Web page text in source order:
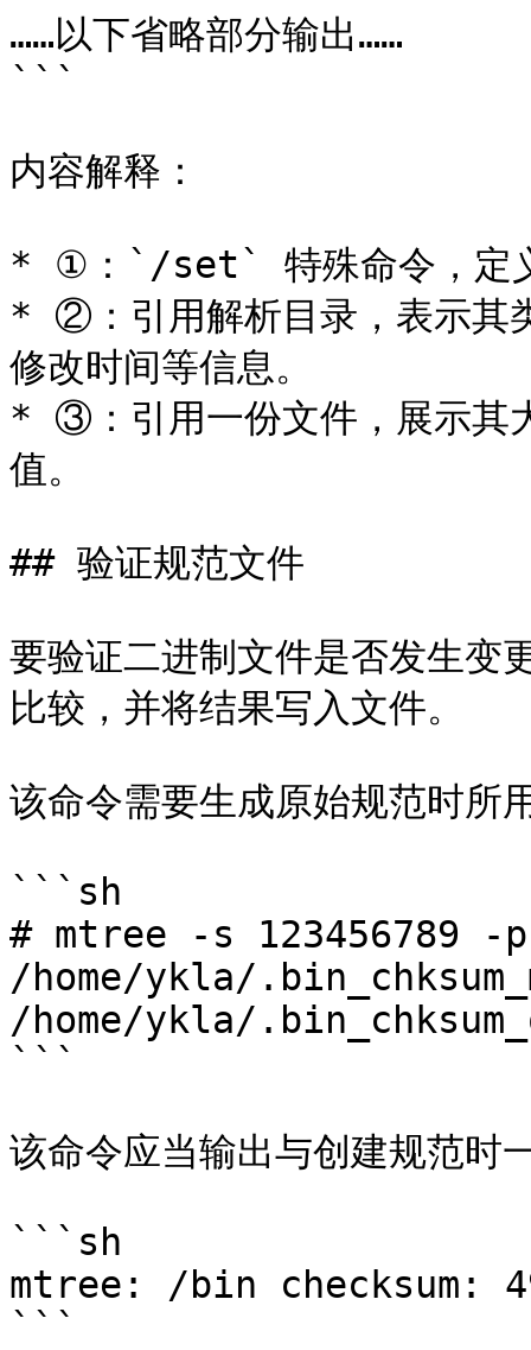
……以下省略部分输出……
```
内容解释：
* ①：`/set` 特殊命令，定义
* ②：引用解析目录，表示其
修改时间等信息。
* ③：引用一份文件，展示其
值。
## 验证规范文件
要验证二进制文件是否发生变
比较，并将结果写入文件。
该命令需要生成原始规范时所
```sh
# mtree -s 123456789
/home/ykla/
/home/ykla/
```
该命令应当输出与创建规范
```sh
mtree: /bin checksum:
```